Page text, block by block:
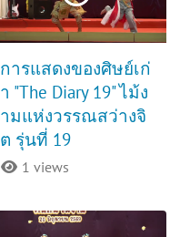
การแสดงของศิษย์เก่
า "The Diary 19" ไม้ง
ามแห่งวรรณสว่างจิ
ต รุ่นที่ 19
1 views